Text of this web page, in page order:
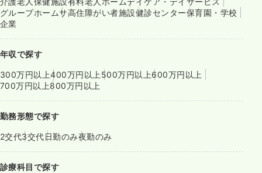
グループホームサ高住障がい者施設健診センター保育園・学校
企業
年収で探す
300万円以上400万円以上 500万円以上600万円以上
700万円以上800万円以上
勤務形態で探す
2交代3交代日勤のみ夜勤のみ
診療科目で探す